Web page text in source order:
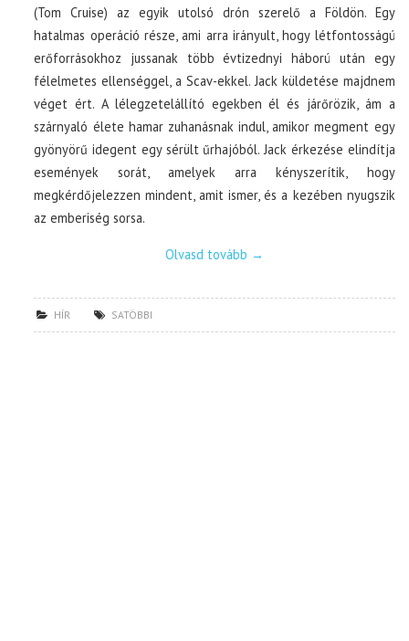
(Tom Cruise) az egyik utolsó drón szerelő a Földön. Egy
hatalmas operáció része, ami arra irányult, hogy létfontosságú
erőforrásokhoz jussanak több évtizednyi háború után egy
félelmetes ellenséggel, a Scav-ekkel. Jack küldetése majdnem
véget ért. A lélegzetelállító egekben él és járőrözik, ám a
szárnyaló élete hamar zuhanásnak indul, amikor megment egy
gyönyörű idegent egy sérült űrhajóból. Jack érkezése elindítja
események sorát, amelyek arra kényszerítik, hogy
megkérdőjelezzen mindent, amit ismer, és a kezében nyugszik
az emberiség sorsa.
Olvasd tovább →
HÍR SATÖBBI